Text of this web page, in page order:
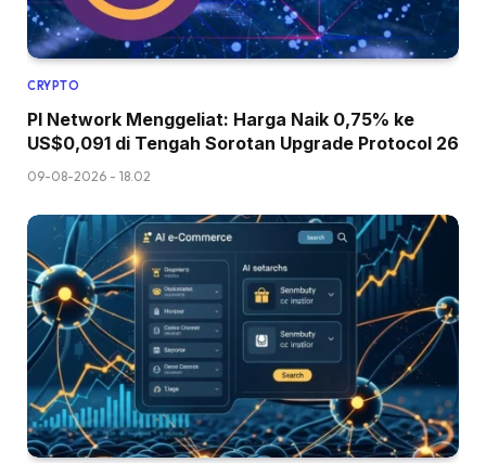
CRYPTO
PI Network Menggeliat: Harga Naik 0,75% ke
US$0,091 di Tengah Sorotan Upgrade Protocol 26
09-08-2026 - 18.02